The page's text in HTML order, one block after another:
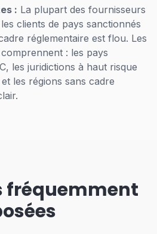
: La plupart des fournisseurs
clients de pays sanctionnés
réglementaire est flou. Les
: les pays
les juridictions à haut risque
les régions sans cadre
fréquemment